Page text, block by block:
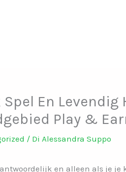
Spel En
Play &
/ Di Alessandra Suppo
en alleen als je